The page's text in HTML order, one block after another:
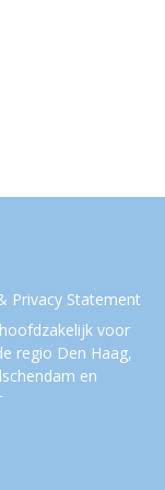
Privacy Statement
voor
regio Den Haag,
en